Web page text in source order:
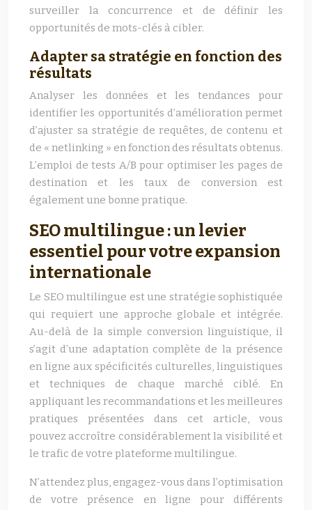
surveiller la concurrence et de définir les
opportunités de mots-clés à cibler.
Adapter sa stratégie en fonction des
résultats
Analyser les données et les tendances pour
identifier les opportunités d’amélioration permet
d’ajuster sa stratégie de requêtes, de contenu et
de « netlinking » en fonction des résultats obtenus.
L’emploi de tests A/B pour optimiser les pages de
destination et les taux de conversion est
également une bonne pratique.
SEO multilingue : un levier
essentiel pour votre expansion
internationale
Le SEO multilingue est une stratégie sophistiquée
qui requiert une approche globale et intégrée.
Au-delà de la simple conversion linguistique, il
s’agit d’une adaptation complète de la présence
en ligne aux spécificités culturelles, linguistiques
et techniques de chaque marché ciblé. En
appliquant les recommandations et les meilleures
pratiques présentées dans cet article, vous
pouvez accroître considérablement la visibilité et
le trafic de votre plateforme multilingue.
N’attendez plus, engagez-vous dans l’optimisation
de votre présence en ligne pour différents